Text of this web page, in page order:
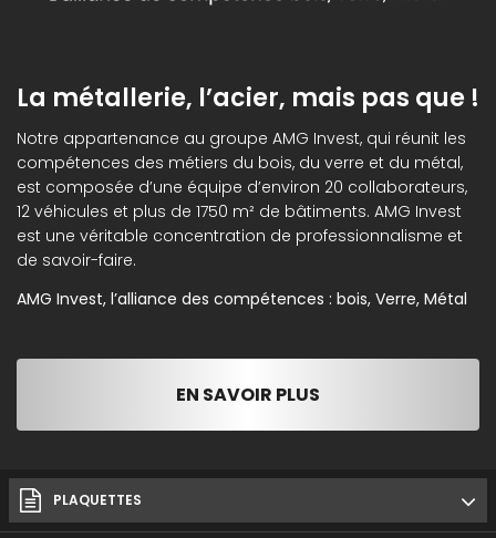
La métallerie, l’acier, mais pas que !
Notre appartenance au groupe AMG Invest, qui réunit les
compétences des métiers du bois, du verre et du métal,
est composée d’une équipe d’environ 20 collaborateurs,
12 véhicules et plus de 1750 m² de bâtiments. AMG Invest
est une véritable concentration de professionnalisme et
de savoir-faire.
AMG Invest, l’alliance des compétences : bois, Verre, Métal
EN SAVOIR PLUS
PLAQUETTES